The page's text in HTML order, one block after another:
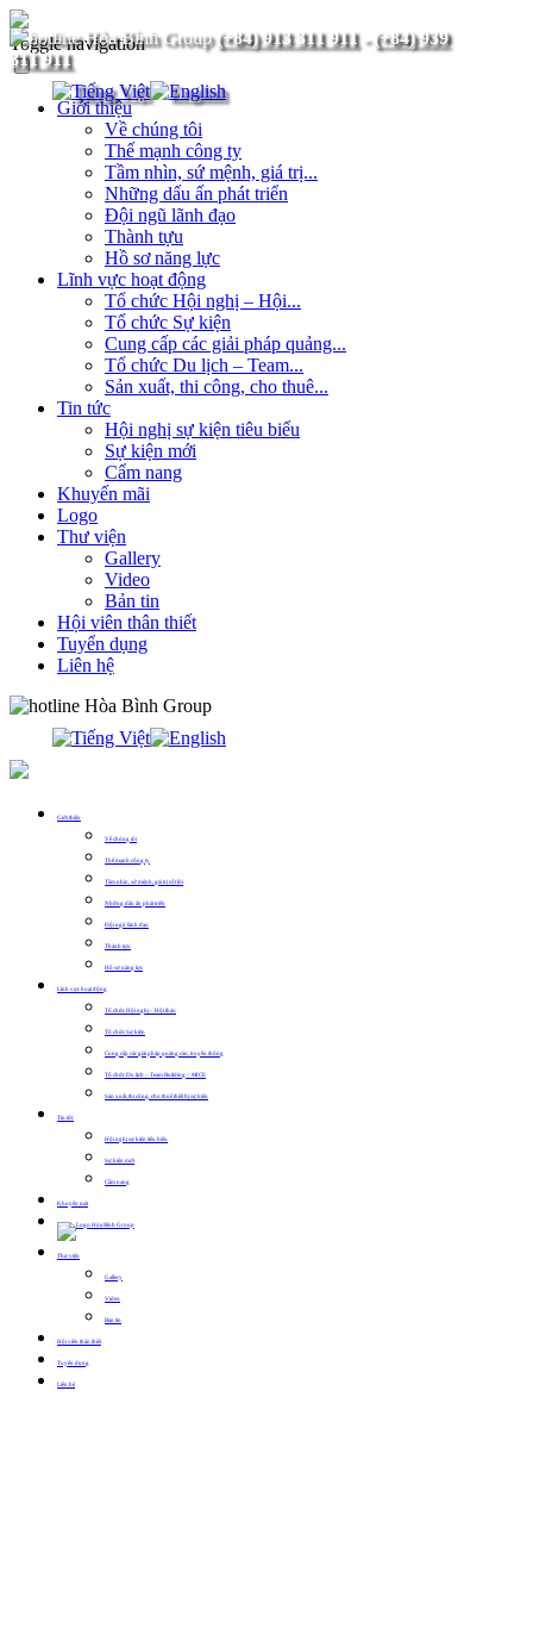
(+84) 913 311 911- (+84) 939
311 911
Toggle navigation
Giới thiệu
Về chúng tôi
Thế mạnh công ty
Tầm nhìn, sứ mệnh, giá trị...
Những dấu ấn phát triển
Đội ngũ lãnh đạo
Thành tựu
Hồ sơ năng lực
Lĩnh vực hoạt động
Tổ chức Hội nghị – Hội...
Tổ chức Sự kiện
Cung cấp các giải pháp quảng...
Tổ chức Du lịch – Team...
Sản xuất, thi công, cho thuê...
Tin tức
Hội nghị sự kiện tiêu biểu
Sự kiện mới
Cẩm nang
Khuyến mãi
Logo
Thư viện
Gallery
Video
Bản tin
Hội viên thân thiết
Tuyển dụng
Liên hệ
Giới thiệu
Về chúng tôi
Thế mạnh công ty
Tầm nhìn, sứ mệnh, giá trị cốt lõi
Những dấu ấn phát triển
Đội ngũ lãnh đạo
Thành tựu
Hồ sơ năng lực
Lĩnh vực hoạt động
Tổ chức Hội nghị – Hội thảo
Tổ chức Sự kiện
Cung cấp các giải pháp quảng cáo, truyền thông
Tổ chức Du lịch – Team Building – MICE
Sản xuất, thi công, cho thuê thiết bị sự kiện
Tin tức
Hội nghị sự kiện tiêu biểu
Sự kiện mới
Cẩm nang
Khuyến mãi
Thư viện
Gallery
Video
Bản tin
Hội viên thân thiết
Tuyển dụng
Liên hệ